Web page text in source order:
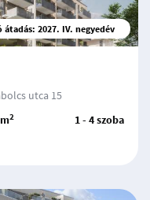
átadás: 2027. IV. negyedév
utca 15
2 1 - 4 szoba